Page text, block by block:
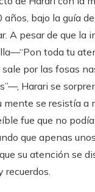
años, bajo la guía
A pesar de que la
toda tu
por las fosas
Harari se
mente se resistía a
fue que no podía
que apenas
su atención se
recuerdos.